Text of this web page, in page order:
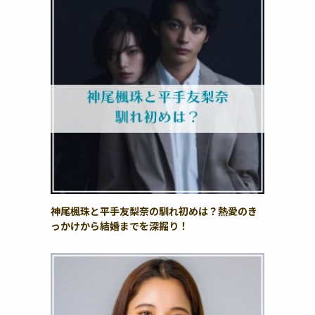
神尾楓珠と平手友梨奈の馴れ初めは？熱愛のき
っかけから結婚までを深掘り！